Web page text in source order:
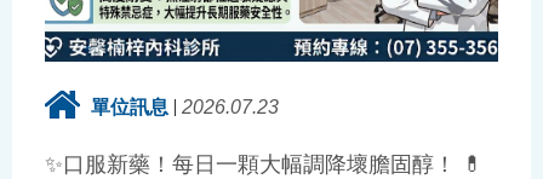
單位訊息 2026.07.23
✨口服新藥！每日一顆大幅調降壞膽固醇！ 💊